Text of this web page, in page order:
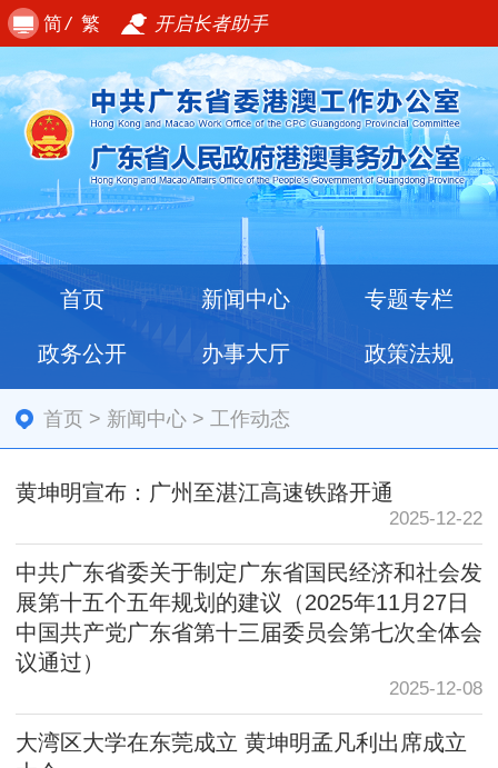
简/ 繁 开启长者助手
首页 新闻中心 专题专栏
政务公开 办事大厅 政策法规
首页 > 新闻中心 >工作动态
黄坤明宣布：广州至湛江高速铁路开通
2025-12-22
中共广东省委关于制定广东省国民经济和社会发
展第十五个五年规划的建议（2025年11月27日
中国共产党广东省第十三届委员会第七次全体会
议通过）
2025-12-08
大湾区大学在东莞成立 黄坤明孟凡利出席成立